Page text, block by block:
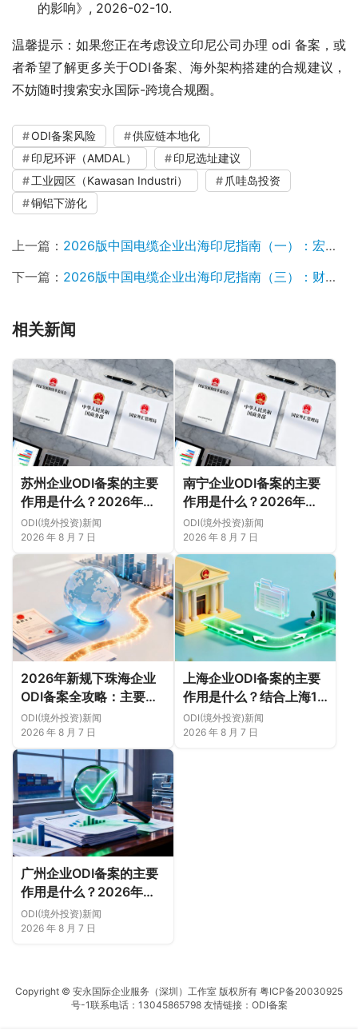
的影响》, 2026-02-10.
温馨提示：如果您正在考虑设立印尼公司办理 odi 备案，或
者希望了解更多关于ODI备案、海外架构搭建的合规建议，
不妨随时搜索安永国际-跨境合规圈。
ODI备案风险
供应链本地化
印尼环评（AMDAL）
印尼选址建议
工业园区（Kawasan Industri）
爪哇岛投资
铜铝下游化
上一篇： 2026版中国电缆企业出海印尼指南（一）：宏观政策与准入合规全解析
下一篇： 2026版中国电缆企业出海印尼指南（三）：财税、投资激励与利润回流指南
相关新闻
苏州企业ODI备案的主要
作用是什么？2026年新
规下先把这几个问题弄明
白（附成功案例与正规靠
谱代办中介推荐）
ODI(境外投资)新闻
2026 年 8 月 7 日
南宁企业ODI备案的主要
作用是什么？2026年新
规下，把这件事说透
ODI(境外投资)新闻
2026 年 8 月 7 日
2026年新规下珠海企业
ODI备案全攻略：主要作
用、各区合规重点、外汇
登记与案例解析正规靠谱
代办中介推荐
ODI(境外投资)新闻
2026 年 8 月 7 日
上海企业ODI备案的主要
作用是什么？结合上海16
区企业特点，看懂2026
年境外投资合规逻辑
ODI(境外投资)新闻
2026 年 8 月 7 日
广州企业ODI备案的主要
作用是什么？2026年新
规下广州11区企业出海实
务说明
ODI(境外投资)新闻
2026 年 8 月 7 日
Copyright © 安永国际企业服务（深圳）工作室 版权所有 粤ICP备20030925
号-1联系电话：13045865798 友情链接： ODI备案